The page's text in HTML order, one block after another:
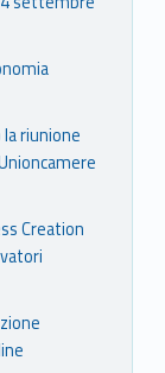
riunione
Creation